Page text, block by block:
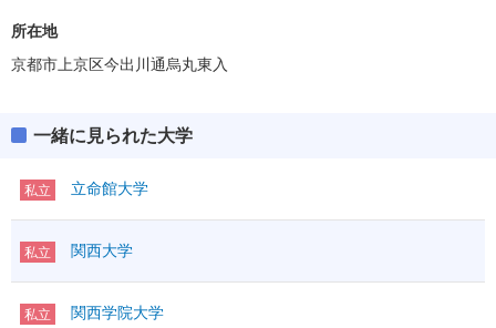
所在地
京都市上京区今出川通烏丸東入
一緒に見られた大学
私立 立命館大学
私立 関西大学
私立 関西学院大学